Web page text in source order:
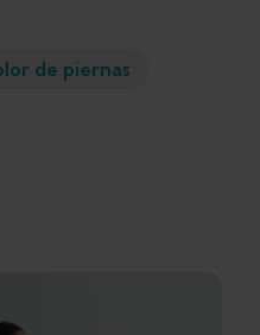
de piernas